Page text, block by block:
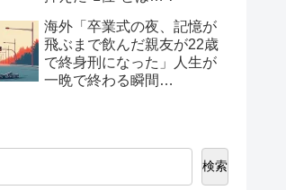
海外「卒業式の夜、記憶が
飛ぶまで飲んだ親友が22歳
で終身刑になった」人生が
一晩で終わる瞬間…
検索